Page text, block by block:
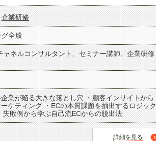
企業研修
全般
ャネルコンサルタント、セミナー講師、企業研修
企業が陥る大きな落とし穴 ・顧客インサイトから
ケティング ・ECの本質課題を抽出するロジック
失敗例から学ぶ自己流ECからの脱出法
詳細を見る